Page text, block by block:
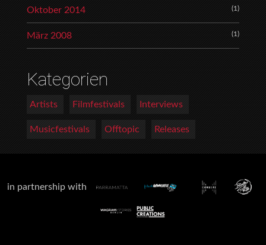
Oktober 2014 (1)
März 2008 (1)
Kategorien
Artists Filmfestivals Interviews
Musicfestivals Offtopic Releases
in partnership with